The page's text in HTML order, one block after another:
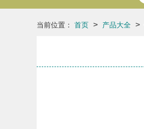
当前位置： 首页 > 产品大全 >